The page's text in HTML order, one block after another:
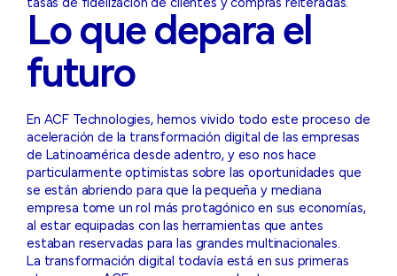
tasas de fidelización de clientes y compras reiteradas.
Lo que depara el
futuro
En ACF Technologies, hemos vivido todo este proceso de
aceleración de la transformación digital de las empresas
de Latinoamérica desde adentro, y eso nos hace
particularmente optimistas sobre las oportunidades que
se están abriendo para que la pequeña y mediana
empresa tome un rol más protagónico en sus economías,
al estar equipadas con las herramientas que antes
estaban reservadas para las grandes multinacionales.
La transformación digital todavía está en sus primeras